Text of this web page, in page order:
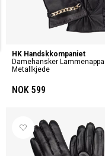
Damehansker Lammenappa
Metallkjede
HK Handskkompaniet
NOK 599